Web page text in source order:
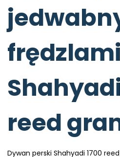
reed
Dywan perski Shahyadi 1700